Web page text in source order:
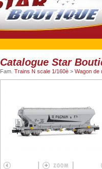
Catalogue Star
Fam. Trains N scale 1/160è > Wagon de